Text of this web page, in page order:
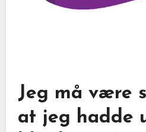
Jeg må være
at jeg hadde